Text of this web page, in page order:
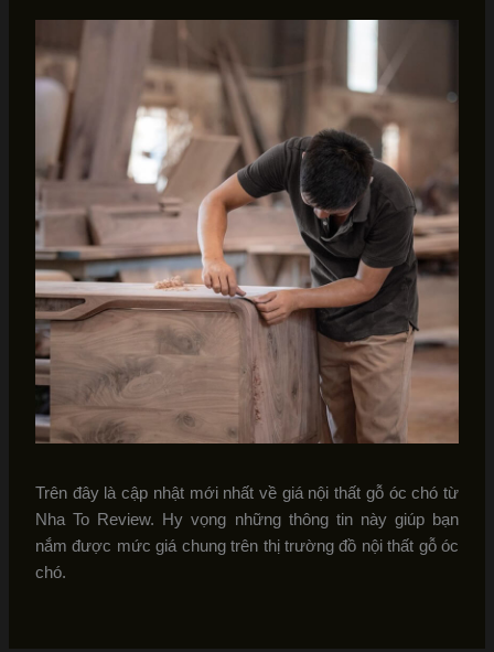
Trên đây là cập nhật mới nhất về giá nội thất gỗ óc chó từ
Nha To Review. Hy vọng những thông tin này giúp bạn
nắm được mức giá chung trên thị trường đồ nội thất gỗ óc
chó.